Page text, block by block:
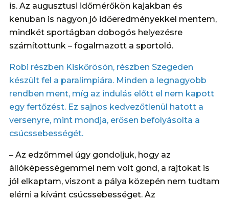
is. Az augusztusi időmérőkön kajakban és
kenuban is nagyon jó időeredményekkel mentem,
mindkét sportágban dobogós helyezésre
számítottunk – fogalmazott a sportoló.
Robi részben Kiskőrösön, részben Szegeden
készült fel a paralimpiára. Minden a legnagyobb
rendben ment, míg az indulás előtt el nem kapott
egy fertőzést. Ez sajnos kedvezőtlenül hatott a
versenyre, mint mondja, erősen befolyásolta a
csúcssebességét.
– Az edzőmmel úgy gondoljuk, hogy az
állóképességemmel nem volt gond, a rajtokat is
jól elkaptam, viszont a pálya közepén nem tudtam
elérni a kívánt csúcssebességet. Az